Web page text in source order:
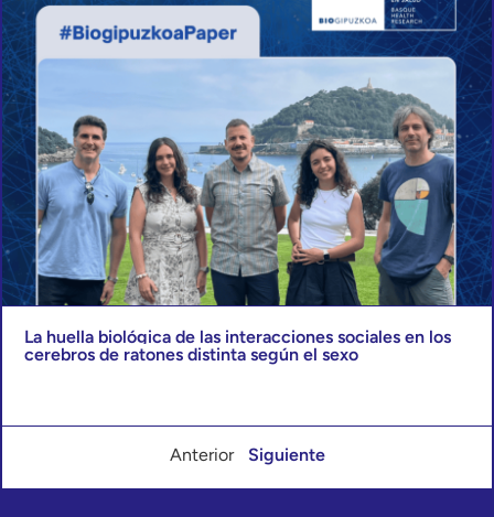
La huella biológica de las interacciones sociales en los
cerebros de ratones distinta según el sexo
Anterior Siguiente